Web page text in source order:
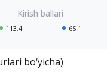
113.4 65.1
bo‘yicha)